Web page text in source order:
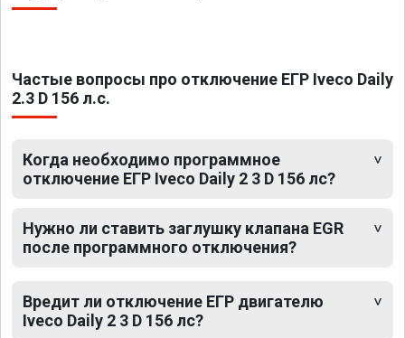
Частые вопросы про отключение ЕГР Iveco Daily
2.3 D 156 л.с.
Когда необходимо программное
отключение ЕГР Iveco Daily 2 3 D 156 лс?
Нужно ли ставить заглушку клапана EGR
после программного отключения?
Вредит ли отключение ЕГР двигателю
Iveco Daily 2 3 D 156 лс?